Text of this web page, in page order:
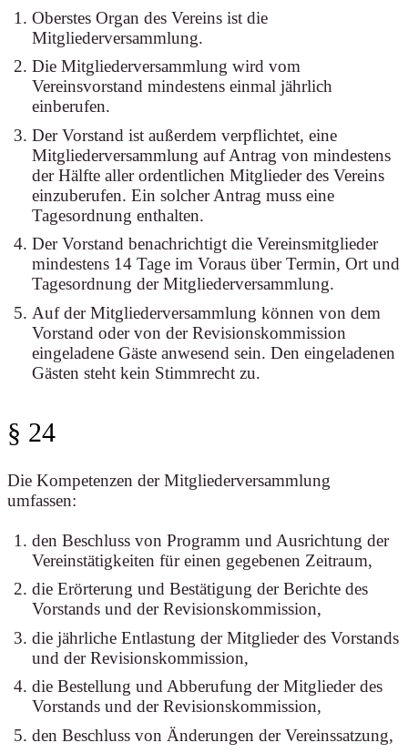
Oberstes Organ des Vereins ist die
Mitgliederversammlung.
Die Mitgliederversammlung wird vom
Vereinsvorstand mindestens einmal jährlich
einberufen.
Der Vorstand ist außerdem verpflichtet, eine
Mitgliederversammlung auf Antrag von mindestens
der Hälfte aller ordentlichen Mitglieder des Vereins
einzuberufen. Ein solcher Antrag muss eine
Tagesordnung enthalten.
Der Vorstand benachrichtigt die Vereinsmitglieder
mindestens 14 Tage im Voraus über Termin, Ort und
Tagesordnung der Mitgliederversammlung.
Auf der Mitgliederversammlung können von dem
Vorstand oder von der Revisionskommission
eingeladene Gäste anwesend sein. Den eingeladenen
Gästen steht kein Stimmrecht zu.
§ 24
Die Kompetenzen der Mitgliederversammlung
umfassen:
den Beschluss von Programm und Ausrichtung der
Vereinstätigkeiten für einen gegebenen Zeitraum,
die Erörterung und Bestätigung der Berichte des
Vorstands und der Revisionskommission,
die jährliche Entlastung der Mitglieder des Vorstands
und der Revisionskommission,
die Bestellung und Abberufung der Mitglieder des
Vorstands und der Revisionskommission,
den Beschluss von Änderungen der Vereinssatzung,